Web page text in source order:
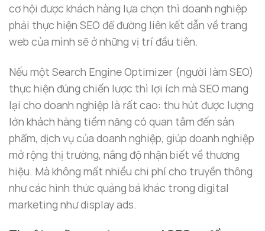
cơ hội được khách hàng lựa chọn thì doanh nghiệp
phải thực hiện SEO để đường liên kết dẫn về trang
web của mình sẽ ở những vị trí đầu tiên.
Nếu một Search Engine Optimizer (người làm SEO)
thực hiện đúng chiến lược thì lợi ích mà SEO mang
lại cho doanh nghiệp là rất cao: thu hút được lượng
lớn khách hàng tiềm năng có quan tâm đến sản
phẩm, dịch vụ của doanh nghiệp, giúp doanh nghiệp
mở rộng thị trường, nâng độ nhận biết về thương
hiệu. Mà không mất nhiều chi phí cho truyền thông
như các hình thức quảng bá khác trong digital
marketing như display ads.